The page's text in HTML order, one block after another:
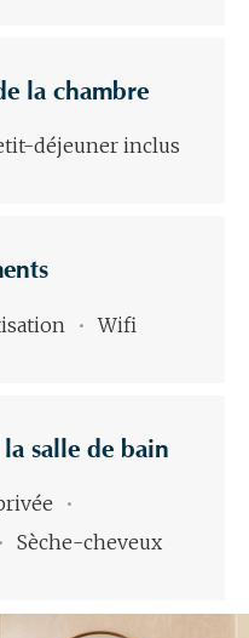
la chambre
déjeuner inclus
Wifi
salle de bain
Sèche-cheveux